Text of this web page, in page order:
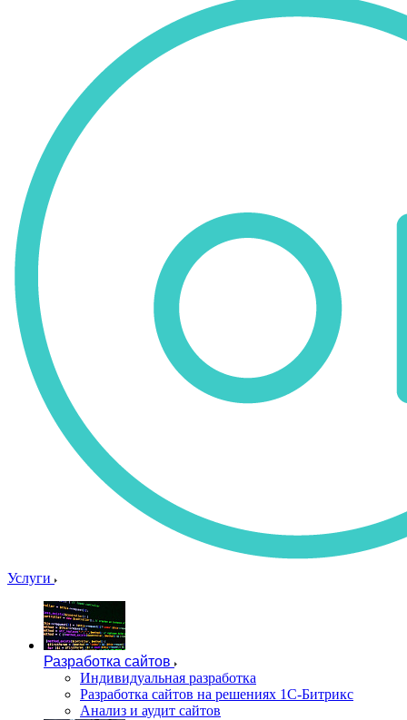
Услуги
Разработка сайтов
Индивидуальная разработка
Разработка сайтов на решениях 1С-Битрикс
Анализ и аудит сайтов